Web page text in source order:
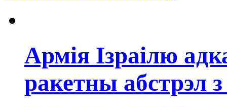
Армія Ізраілю
ракетны абстрэл